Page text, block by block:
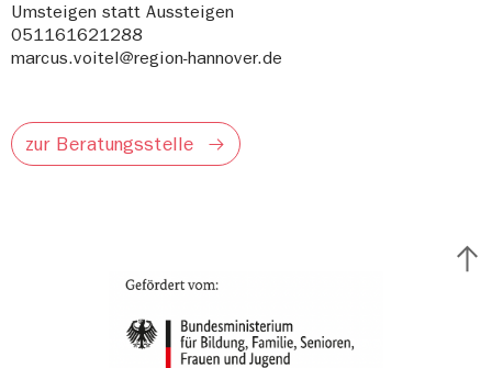
Umsteigen statt Aussteigen
051161621288
marcus.voitel@region-hannover.de
zur Beratungsstelle